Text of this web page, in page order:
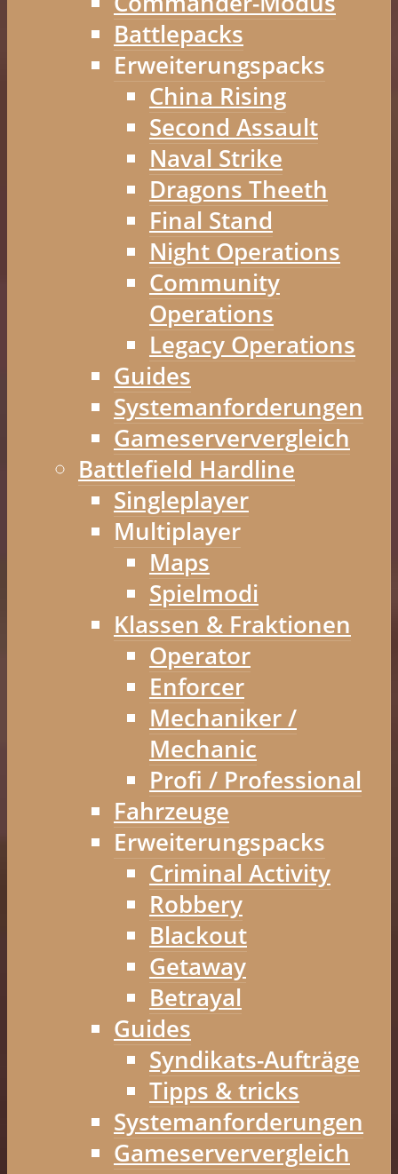
Battlepacks
Erweiterungspacks
China Rising
Second Assault
Naval Strike
Dragons Theeth
Final Stand
Night Operations
Community
Operations
Legacy Operations
Guides
Systemanforderungen
Gameserververgleich
Battlefield Hardline
Singleplayer
Multiplayer
Maps
Spielmodi
Klassen & Fraktionen
Operator
Enforcer
Mechaniker /
Mechanic
Profi / Professional
Fahrzeuge
Erweiterungspacks
Criminal Activity
Robbery
Blackout
Getaway
Betrayal
Guides
Syndikats-Aufträge
Tipps & tricks
Systemanforderungen
Gameserververgleich